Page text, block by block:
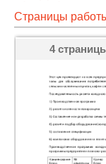
Страницы
4